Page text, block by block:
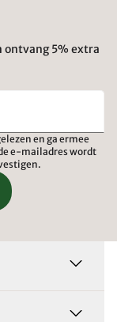
ontvang 5% extra
en ga ermee
e-mailadres wordt